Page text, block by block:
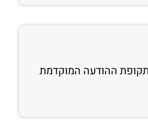
ההודעה המוקדמת